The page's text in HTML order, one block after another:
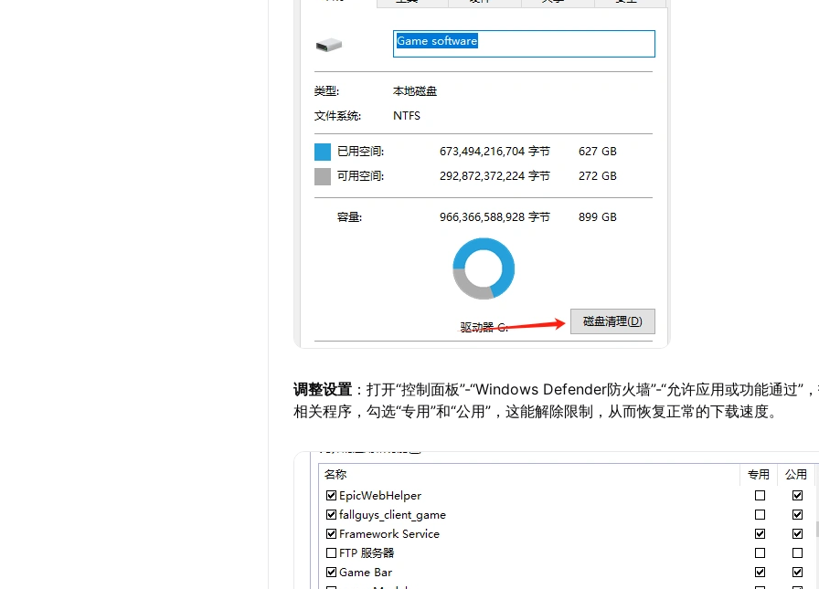
调整设置 ：打开“控制面板”-“Windows Defender防火墙”-“允许应用或功能通过”
相关程序，勾选“专用”和“公用”，这能解除限制，从而恢复正常的下载速度。